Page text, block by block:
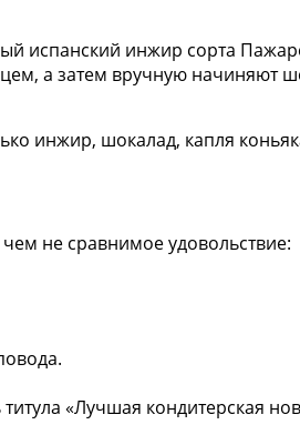
испанский инжир сорта
а затем вручную начиняют
инжир, шокалад, капля
чем не сравнимое удовольствие:
«Лучшая кондитерская